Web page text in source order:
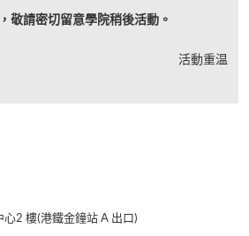
敬請密切留意學院稍後活動。
活動重温
2 樓(港鐵金鐘站 A 出口)